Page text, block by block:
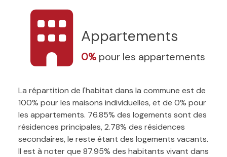
Appartements
0% pour les appartements
La répartition de l'habitat dans la commune est de
100% pour les maisons individuelles, et de 0% pour
les appartements. 76.85% des logements sont des
résidences principales, 2.78% des résidences
secondaires, le reste étant des logements vacants.
Il est à noter que 87.95% des habitants vivant dans